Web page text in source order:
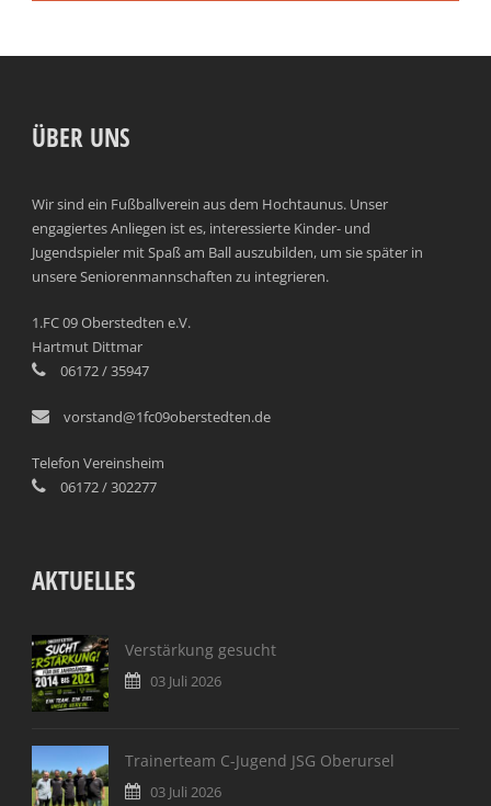
ÜBER UNS
Wir sind ein Fußballverein aus dem Hochtaunus. Unser
engagiertes Anliegen ist es, interessierte Kinder- und
Jugendspieler mit Spaß am Ball auszubilden, um sie später in
unsere Seniorenmannschaften zu integrieren.
1.FC 09 Oberstedten e.V.
Hartmut Dittmar
06172 / 35947
vorstand@1fc09oberstedten.de
Telefon Vereinsheim
06172 / 302277
AKTUELLES
Verstärkung gesucht
03 Juli 2026
Trainerteam C-Jugend JSG Oberursel
03 Juli 2026